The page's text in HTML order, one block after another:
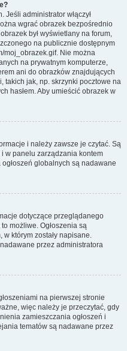
Jeśli administrator włączył
wgrać obrazek bezpośrednio
był wyświetlany na forum,
na publicznie dostępnym
moj_obrazek.gif. Nie można
na prywatnym komputerze,
ani do obrazków znajdujących
takich jak, np. skrzynki pocztowe na
hasłem. Aby umieścić obrazek w
i należy zawsze je czytać. Są
w panelu zarządzania kontem
globalnych są nadawane
dotyczące przeglądanego
możliwe. Ogłoszenia są
którym zostały napisane.
przez administratora
na pierwszej stronie
więc należy je przeczytać, gdy
zamieszczania ogłoszeń i
tematów są nadawane przez